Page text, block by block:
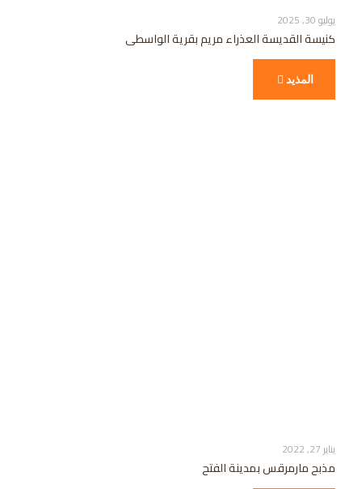
يوليو 30, 2025
كنيسة القديسة العذراء مريم بقرية الواسطى
المذيد
يناير 27, 2022
مذبح مارمرقس بمدينة الفتح